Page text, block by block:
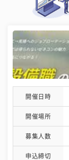
開催日時
開催場所
募集人数
申込締切